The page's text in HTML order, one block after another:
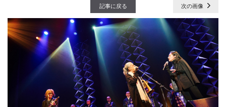
記事に戻る 次の画像